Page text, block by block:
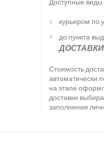
Доступные виды
курьером по
до пункта
Стоимость
автоматически
на этапе
доставки
заполнения